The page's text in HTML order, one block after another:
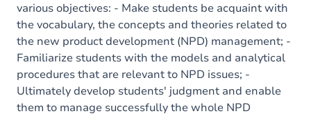
Table des matières
Exercices
various objectives: - Make students be acquaint with
the vocabulary, the concepts and theories related to
the new product development (NPD) management; -
Familiarize students with the models and analytical
procedures that are relevant to NPD issues; -
Ultimately develop students' judgment and enable
them to manage successfully the whole NPD